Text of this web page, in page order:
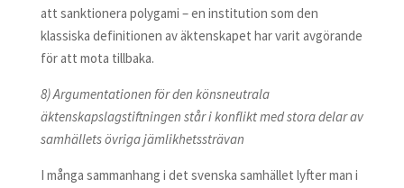
att sanktionera polygami – en institution som den
klassiska definitionen av äktenskapet har varit avgörande
för att mota tillbaka.
8) Argumentationen för den könsneutrala
äktenskapslagstiftningen står i konflikt med stora delar av
samhällets övriga jämlikhetssträvan
I många sammanhang i det svenska samhället lyfter man i